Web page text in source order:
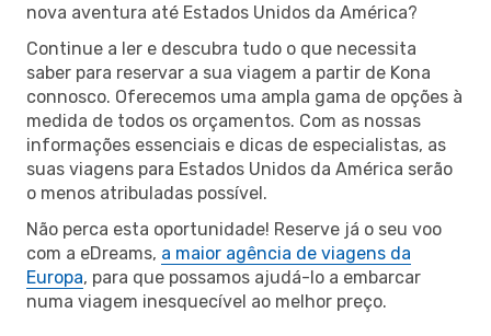
nova aventura até Estados Unidos da América?
Continue a ler e descubra tudo o que necessita
saber para reservar a sua viagem a partir de Kona
connosco. Oferecemos uma ampla gama de opções à
medida de todos os orçamentos. Com as nossas
informações essenciais e dicas de especialistas, as
suas viagens para Estados Unidos da América serão
o menos atribuladas possível.
Não perca esta oportunidade! Reserve já o seu voo
com a eDreams, a maior agência de viagens da
Europa, para que possamos ajudá-lo a embarcar
numa viagem inesquecível ao melhor preço.